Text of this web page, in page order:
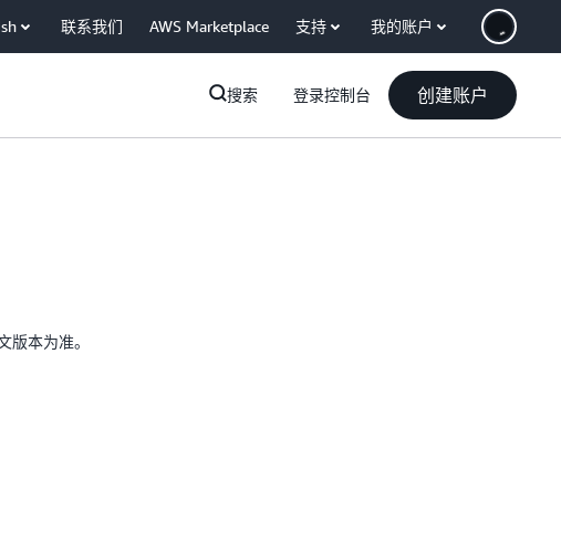
联系我们 AWS Marketplace 支持 我的账户
搜索 登录控制台 创建账户
本为准。